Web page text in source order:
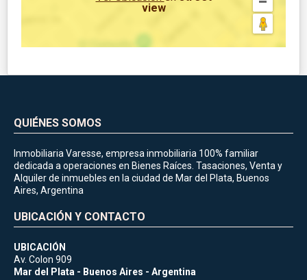
view
QUIÉNES SOMOS
Inmobiliaria Varesse, empresa inmobiliaria 100% familiar
dedicada a operaciones en Bienes Raíces. Tasaciones, Venta y
Alquiler de inmuebles en la ciudad de Mar del Plata, Buenos
Aires, Argentina
UBICACIÓN Y CONTACTO
UBICACIÓN
Av. Colon 909
Mar del Plata - Buenos Aires - Argentina